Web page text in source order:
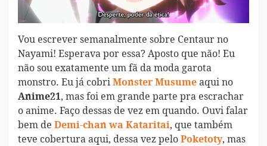
Vou escrever semanalmente sobre Centaur no
Nayami! Esperava por essa? Aposto que não! Eu
não sou exatamente um fã da moda garota
monstro. Eu já cobri Monster Musume aqui no
Anime21, mas foi em grande parte pra escrachar
o anime. Faço dessas de vez em quando. Ouvi falar
bem de Demi-chan wa Kataritai, que também
teve cobertura aqui, dessa vez pelo Poketoty, mas